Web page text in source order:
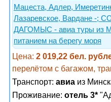
Мацеста, Адлер,
Лазаревское, Вардане -;
ДАГОМЫС - авиа туры из
питанием на берегу моря
Цена: 2 019,22 бел.
перелётом с багажом,
Транспорт: авиа из
Проживание: отель 3*